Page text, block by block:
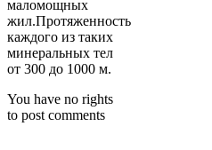
маломощных
жил.Протяженность
каждого из таких
минеральных тел
от 300 до 1000 м.
You have no rights
to post comments